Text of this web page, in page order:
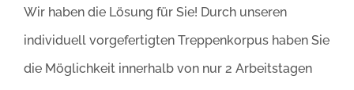
Wir haben die Lösung für Sie! Durch unseren
individuell vorgefertigten Treppenkorpus haben Sie
die Möglichkeit innerhalb von nur 2 Arbeitstagen